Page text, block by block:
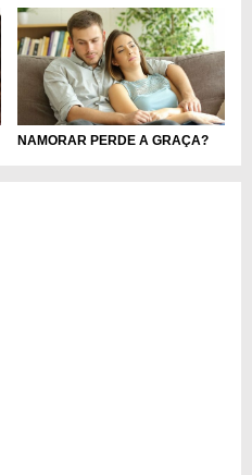
NAMORAR PERDE A GRAÇA?